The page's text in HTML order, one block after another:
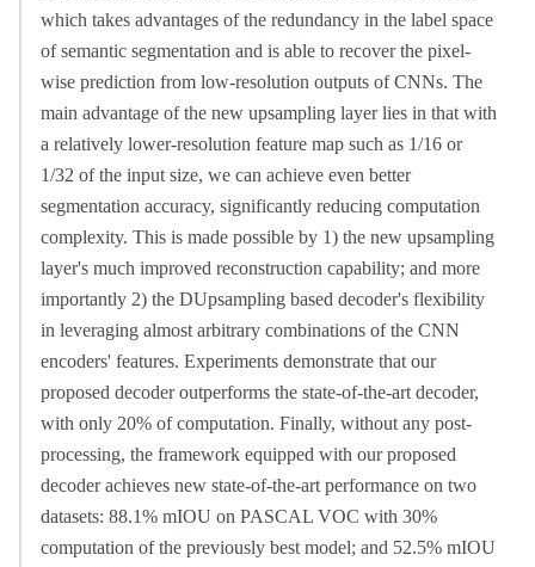
which takes advantages of the redundancy in the label space
of semantic segmentation and is able to recover the pixel-
wise prediction from low-resolution outputs of CNNs. The
main advantage of the new upsampling layer lies in that with
a relatively lower-resolution feature map such as 1/16 or
1/32 of the input size, we can achieve even better
segmentation accuracy, significantly reducing computation
complexity. This is made possible by 1) the new upsampling
layer's much improved reconstruction capability; and more
importantly 2) the DUpsampling based decoder's flexibility
in leveraging almost arbitrary combinations of the CNN
encoders' features. Experiments demonstrate that our
proposed decoder outperforms the state-of-the-art decoder,
with only 20% of computation. Finally, without any post-
processing, the framework equipped with our proposed
decoder achieves new state-of-the-art performance on two
datasets: 88.1% mIOU on PASCAL VOC with 30%
computation of the previously best model; and 52.5% mIOU